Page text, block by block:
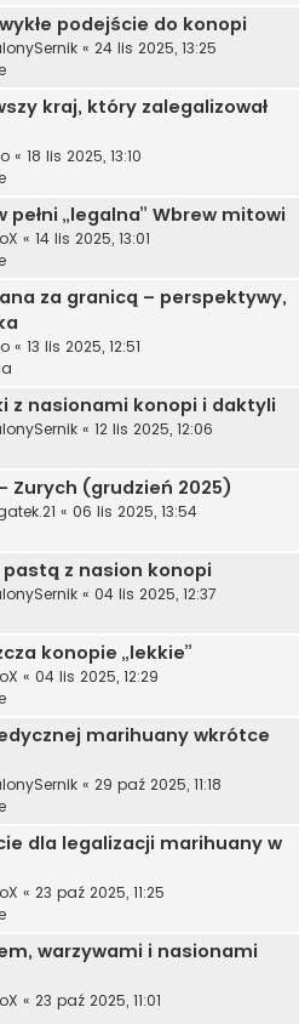
podejście do konopi
« 24 lis 2025, 13:25
kraj, który zalegalizował
« 18 lis 2025, 13:10
pełni „legalna” Wbrew mitowi
« 14 lis 2025, 13:01
za granicą – perspektywy,
« 13 lis 2025, 12:51
z nasionami konopi i daktyli
« 12 lis 2025, 12:06
Zurych (grudzień 2025)
« 06 lis 2025, 13:54
z nasion konopi
« 04 lis 2025, 12:37
konopie „lekkie”
« 04 lis 2025, 12:29
marihuany wkrótce
« 29 paź 2025, 11:18
dla legalizacji marihuany w
« 23 paź 2025, 11:25
warzywami i nasionami
« 23 paź 2025, 11:01